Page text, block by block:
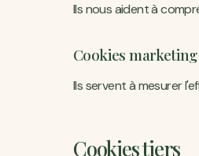
Ils nous aident à
Cookies marketing
Ils servent à mesurer
Cookies tiers